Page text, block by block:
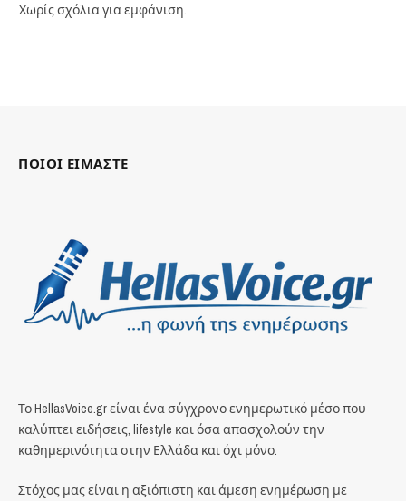
Χωρίς σχόλια για εμφάνιση.
ΠΟΙΟΙ ΕΙΜΑΣΤΕ
Το HellasVoice.gr είναι ένα σύγχρονο ενημερωτικό μέσο που
καλύπτει ειδήσεις, lifestyle και όσα απασχολούν την
καθημερινότητα στην Ελλάδα και όχι μόνο.
Στόχος μας είναι η αξιόπιστη και άμεση ενημέρωση με